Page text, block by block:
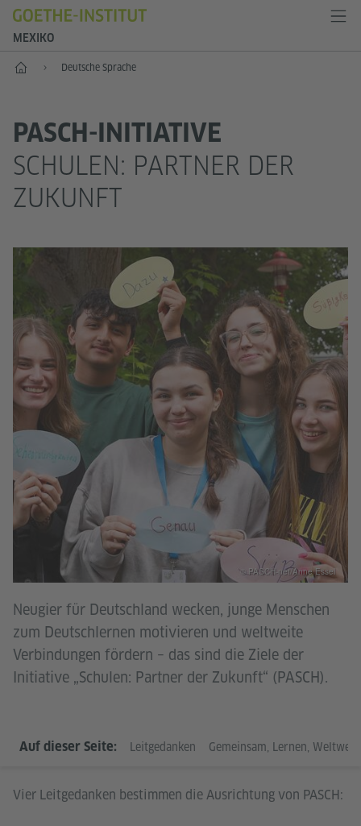
MEXIKO
Start Deutsche Sprache
PASCH-INITIATIVE
SCHULEN: PARTNER DER
ZUKUNFT
Neugier für Deutschland wecken, junge Menschen
zum Deutschlernen motivieren und weltweite
Verbindungen fördern – das sind die Ziele der
Initiative „Schulen: Partner der Zukunft“ (PASCH).
© PASCH-net/Anne Essel
Auf dieser Seite: Leitgedanken Gemeinsam, Lernen, Weltweit!
LEITGEDANKEN
Vier Leitgedanken bestimmen die Ausrichtung von PASCH: